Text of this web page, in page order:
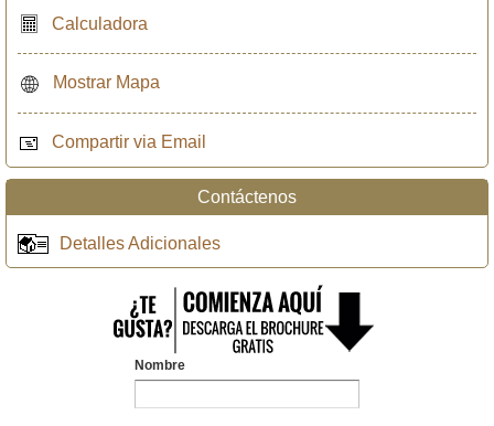
Calculadora
Mostrar Mapa
Compartir via Email
Contáctenos
Detalles Adicionales
Nombre